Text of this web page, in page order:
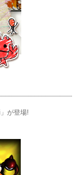
が登場!